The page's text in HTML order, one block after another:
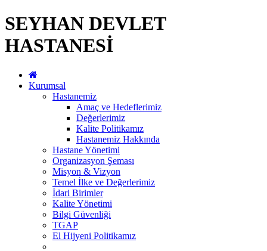
SEYHAN DEVLET
HASTANESİ
Kurumsal
Hastanemiz
Amaç ve Hedeflerimiz
Değerlerimiz
Kalite Politikamız
Hastanemiz Hakkında
Hastane Yönetimi
Organizasyon Şeması
Misyon & Vizyon
Temel İlke ve Değerlerimiz
İdari Birimler
Kalite Yönetimi
Bilgi Güvenliği
TGAP
El Hijyeni Politikamız